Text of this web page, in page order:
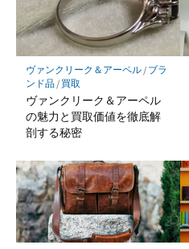
ヴァンクリーク＆アーペル/ ブラ
ンド品/ 買取
ヴァンクリーク＆アーペル
の魅力と買取価値を徹底解
剖する秘密